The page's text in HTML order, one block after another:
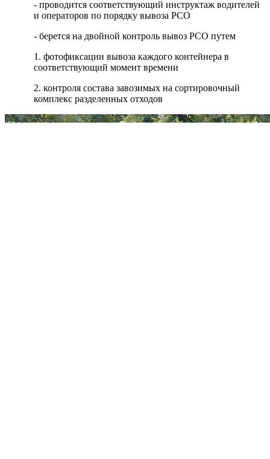
- проводится соответствующий инструктаж водителей
и операторов по порядку вывоза РСО
- берется на двойной контроль вывоз РСО путем
1. фотофиксации вывоза каждого контейнера в
соответствующий момент времени
2. контроля состава завозимых на сортировочный
комплекс разделенных отходов